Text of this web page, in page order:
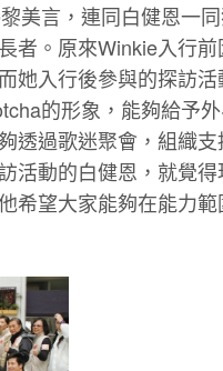
美言，連同白健恩一
者。原來Winkie入行
她入行後參與的探訪
的形象，能夠給予
透過歌迷聚會，組織
活動的白健恩，就覺
希望大家能夠在能力